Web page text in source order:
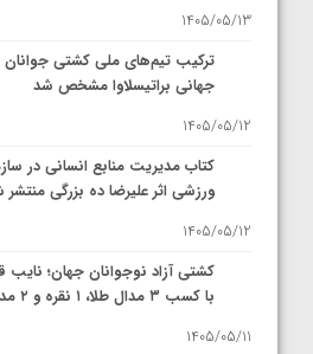
1405/05/13
ترکیب تیم‌های ملی کشتی جوانان
جهانی براتیسلاوا مشخص شد
1405/05/12
کتاب مدیریت منابع انسانی در
ورزشی اثر علیرضا ده بزرگی
1405/05/12
کشتی آزاد نوجوانان جهان؛ نایب
با کسب ۳ مدال طلا، ۱ نقره و ۲ مدال برنز
1405/05/11